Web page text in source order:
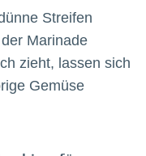
Streifen
Marinade
zieht, lassen sich
Gemüse